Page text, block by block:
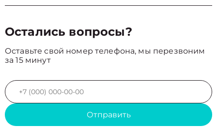
Остались вопросы?
Оставьте свой номер телефона, мы перезвоним
за 15 минут
Отправить